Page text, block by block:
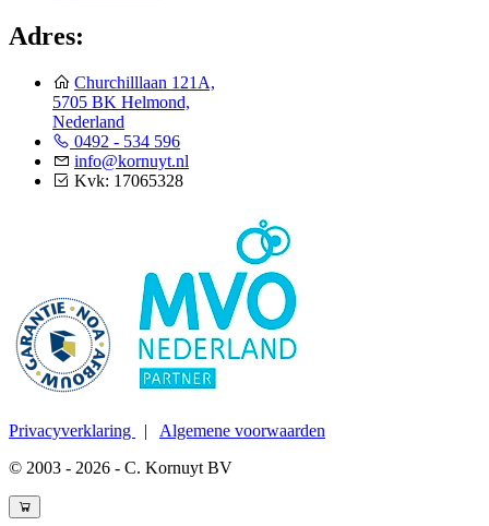
Adres:
Churchilllaan 121A,
5705 BK Helmond,
Nederland
0492 - 534 596
info@kornuyt.nl
Kvk: 17065328
Privacyverklaring | Algemene voorwaarden
© 2003 - 2026 - C. Kornuyt BV